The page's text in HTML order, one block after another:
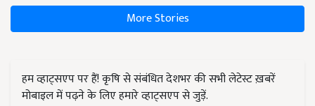
More Stories
हम व्हाट्सएप पर हैं! कृषि से संबंधित देशभर की सभी लेटेस्ट ख़बरें
मोबाइल में पढ़ने के लिए हमारे व्हाट्सएप से जुड़ें.